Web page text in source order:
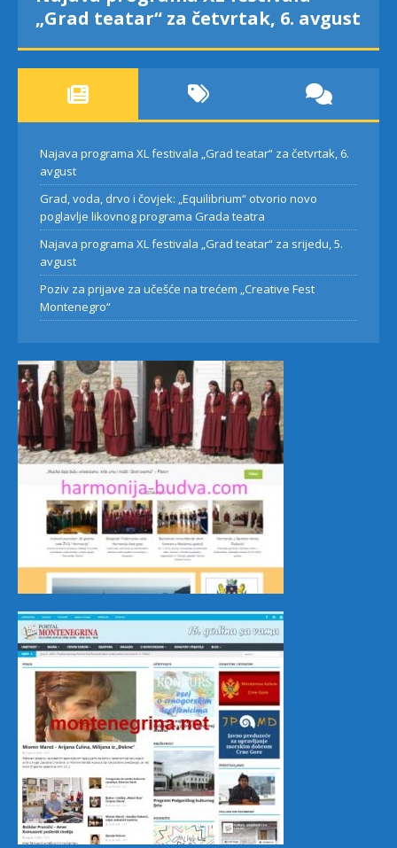
„Grad teatar“ za četvrtak, 6. avgust
Najava programa XL festivala „Grad teatar“ za četvrtak, 6.
avgust
Grad, voda, drvo i čovjek: „Equilibrium“ otvorio novo
poglavlje likovnog programa Grada teatra
Najava programa XL festivala „Grad teatar“ za srijedu, 5.
avgust
Poziv za prijave za učešće na trećem „Creative Fest
Montenegro“